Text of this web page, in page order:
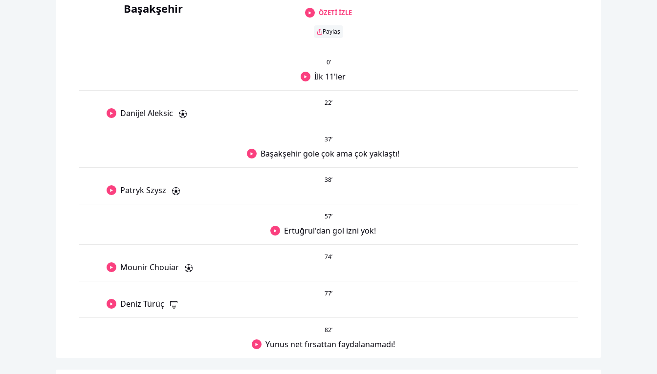
Başakşehir
ÖZETİ İZLE
Paylaş
0’
İlk 11'ler
22’
Danijel Aleksic
37’
Başakşehir gole çok ama çok yaklaştı!
38’
Patryk Szysz
57’
Ertuğrul'dan gol izni yok!
74’
Mounir Chouiar
77’
Deniz Türüç
82’
Yunus net fırsattan faydalanamadı!